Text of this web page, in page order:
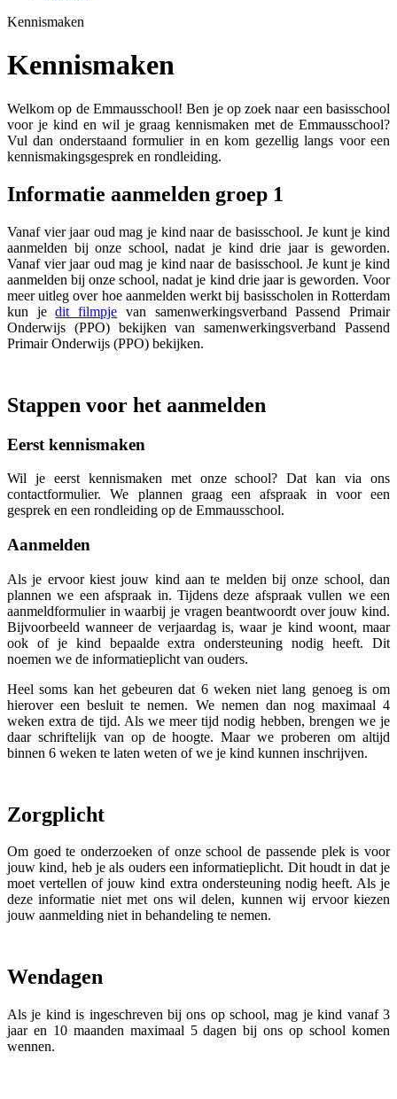
Kennismaken
Kennismaken
Welkom op de Emmausschool! Ben je op zoek naar een basisschool
voor je kind en wil je graag kennismaken met de Emmausschool?
Vul dan onderstaand formulier in en kom gezellig langs voor een
kennismakingsgesprek en rondleiding.
Informatie aanmelden groep 1
Vanaf vier jaar oud mag je kind naar de basisschool. Je kunt je kind
aanmelden bij onze school, nadat je kind drie jaar is geworden.
Vanaf vier jaar oud mag je kind naar de basisschool. Je kunt je kind
aanmelden bij onze school, nadat je kind drie jaar is geworden. Voor
meer uitleg over hoe aanmelden werkt bij basisscholen in Rotterdam
kun jedit filmpje van samenwerkingsverband Passend Primair
Onderwijs (PPO) bekijken van samenwerkingsverband Passend
Primair Onderwijs (PPO) bekijken.
Stappen voor het aanmelden
Eerst kennismaken
Wil je eerst kennismaken met onze school? Dat kan via ons
contactformulier. We plannen graag een afspraak in voor een
gesprek en een rondleiding op de Emmausschool.
Aanmelden
Als je ervoor kiest jouw kind aan te melden bij onze school, dan
plannen we een afspraak in. Tijdens deze afspraak vullen we een
aanmeldformulier in waarbij je vragen beantwoordt over jouw kind.
Bijvoorbeeld wanneer de verjaardag is, waar je kind woont, maar
ook of je kind bepaalde extra ondersteuning nodig heeft. Dit
noemen we de informatieplicht van ouders.
Heel soms kan het gebeuren dat 6 weken niet lang genoeg is om
hierover een besluit te nemen. We nemen dan nog maximaal 4
weken extra de tijd. Als we meer tijd nodig hebben, brengen we je
daar schriftelijk van op de hoogte. Maar we proberen om altijd
binnen 6 weken te laten weten of we je kind kunnen inschrijven.
Zorgplicht
Om goed te onderzoeken of onze school de passende plek is voor
jouw kind, heb je als ouders een informatieplicht. Dit houdt in dat je
moet vertellen of jouw kind extra ondersteuning nodig heeft. Als je
deze informatie niet met ons wil delen, kunnen wij ervoor kiezen
jouw aanmelding niet in behandeling te nemen.
Wendagen
Als je kind is ingeschreven bij ons op school, mag je kind vanaf 3
jaar en 10 maanden maximaal 5 dagen bij ons op school komen
wennen.